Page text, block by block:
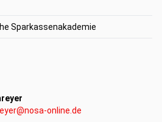
Sparkassenakademie
online.de